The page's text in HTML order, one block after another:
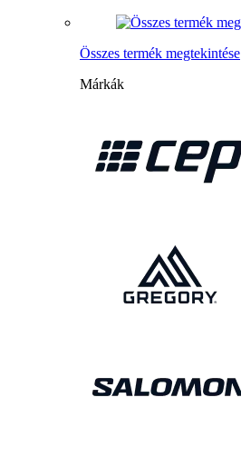
Összes termék megtekintése
Márkák